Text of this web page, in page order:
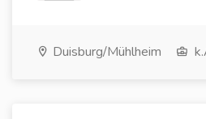
Duisburg/Mühlheim